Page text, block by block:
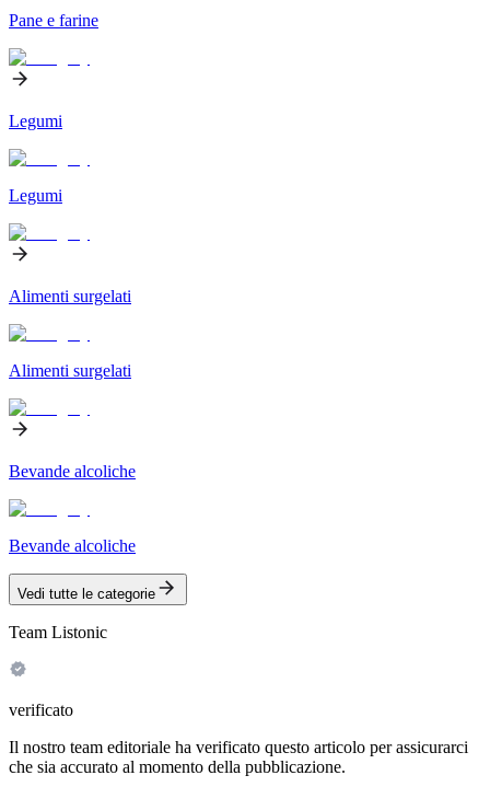
Pane e farine
Legumi
Legumi
Alimenti surgelati
Alimenti surgelati
Bevande alcoliche
Bevande alcoliche
Vedi tutte le categorie
Team Listonic
verificato
Il nostro team editoriale ha verificato questo articolo per assicurarci
che sia accurato al momento della pubblicazione.